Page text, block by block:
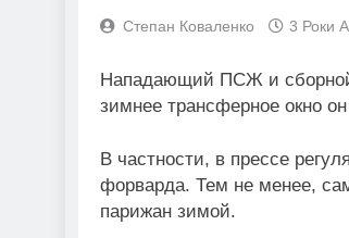
Степан Коваленко 3 Роки
Нападающий ПСЖ и
зимнее трансферное окно
В частности, в прессе
форварда. Тем не менее,
парижан зимой.